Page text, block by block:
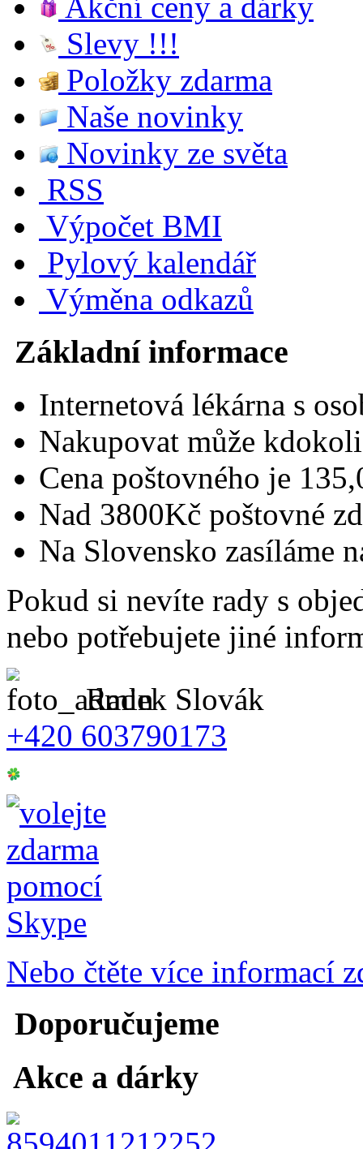
Akční ceny a dárky
Slevy !!!
Položky zdarma
Naše novinky
Novinky ze světa
RSS
Výpočet BMI
Pylový kalendář
Výměna odkazů
Základní informace
Internetová lékárna s
Nakupovat může
Cena poštovného je
Nad 3800Kč poštovné
Na Slovensko zasíláme
Pokud si nevíte rady s
nebo potřebujete jiné
Radek Slovák
+420 603790173
Nebo čtěte více informací
Doporučujeme
Akce a dárky